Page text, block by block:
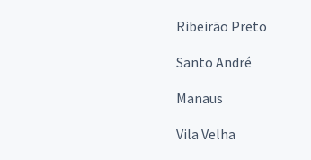
Ribeirão Preto
Santo André
Manaus
Vila Velha